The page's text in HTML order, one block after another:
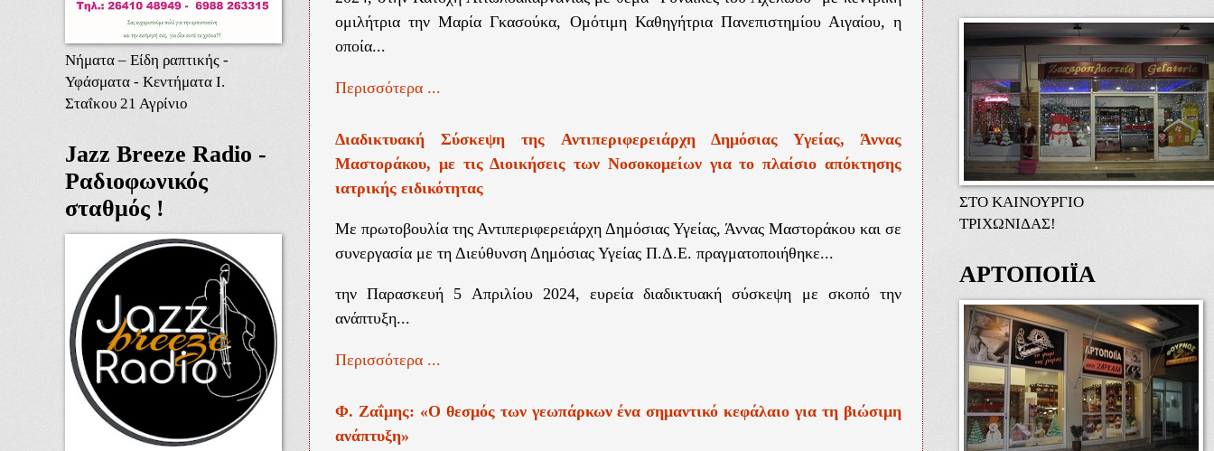
ομιλήτρια την Μαρία Γκασούκα, Ομότιμη Καθηγήτρια Πανεπιστημίου Αιγαίου, η
οποία...
Περισσότερα ...
Διαδικτυακή Σύσκεψη της Αντιπεριφερειάρχη Δημόσιας Υγείας, Άννας
Μαστοράκου, με τις Διοικήσεις των Νοσοκομείων για το πλαίσιο απόκτησης
ιατρικής ειδικότητας
Με πρωτοβουλία της Αντιπεριφερειάρχη Δημόσιας Υγείας, Άννας Μαστοράκου και σε
συνεργασία με τη Διεύθυνση Δημόσιας Υγείας Π.Δ.Ε. πραγματοποιήθηκε...
την Παρασκευή 5 Απριλίου 2024, ευρεία διαδικτυακή σύσκεψη με σκοπό την
ανάπτυξη...
Περισσότερα ...
Φ. Ζαΐμης: «Ο θεσμός των γεωπάρκων ένα σημαντικό κεφάλαιο για τη βιώσιμη
ανάπτυξη»
Νήματα – Είδη ραπτικής -
Υφάσματα - Κεντήματα Ι.
Σταΐκου 21 Αγρίνιο
Jazz Breeze Radio -
Ραδιοφωνικός
σταθμός !
ΣΤΟ ΚΑΙΝΟΥΡΓΙΟ
ΤΡΙΧΩΝΙΔΑΣ!
ΑΡΤΟΠΟΙΪΑ